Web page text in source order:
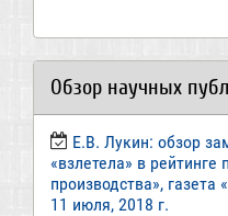
Обзор научных
Е.В. Лукин: обзор
«взлетела» в
производства»,
11 июля, 2018 г.